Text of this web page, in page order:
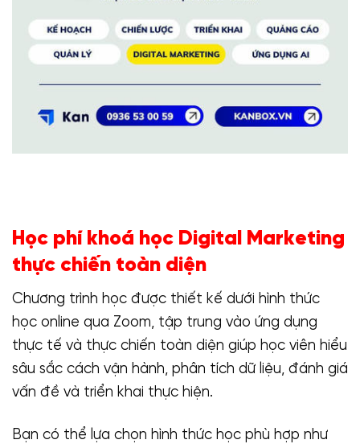
Học phí khoá học Digital Marketing
thực chiến toàn diện
Chương trình học được thiết kế dưới hình thức
học online qua Zoom, tập trung vào ứng dụng
thực tế và thực chiến toàn diện giúp học viên hiểu
sâu sắc cách vận hành, phân tích dữ liệu, đánh giá
vấn đề và triển khai thực hiện.
Bạn có thể lựa chọn hình thức học phù hợp như